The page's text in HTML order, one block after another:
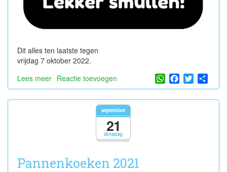
Dit alles ten laatste tegen
vrijdag 7 oktober 2022.
Lees meer over
Pannenkoeken
en
speculooskoekjes
Reactie toevoegen WhatsApp
Facebook
Twitter
dinsdag
september
21
Pannenkoeken 2021